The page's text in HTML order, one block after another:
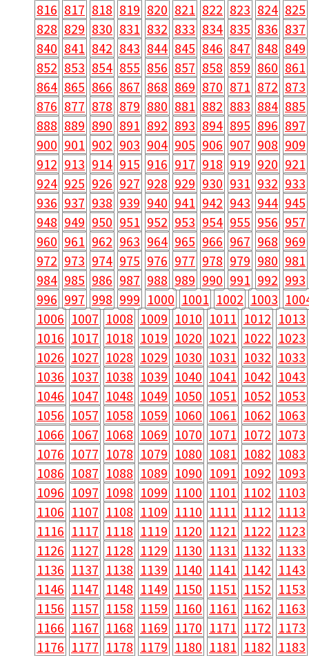
816 817 818 819 820 821 822 823 824 825
828 829 830 831 832 833 834 835 836 837
840 841 842 843 844 845 846 847 848 849
852 853 854 855 856 857 858 859 860 861
864 865 866 867 868 869 870 871 872 873
876 877 878 879 880 881 882 883 884 885
888 889 890 891 892 893 894 895 896 897
900 901 902 903 904 905 906 907 908 909
912 913 914 915 916 917 918 919 920 921
924 925 926 927 928 929 930 931 932 933
936 937 938 939 940 941 942 943 944 945
948 949 950 951 952 953 954 955 956 957
960 961 962 963 964 965 966 967 968 969
972 973 974 975 976 977 978 979 980 981
984 985 986 987 988 989 990 991 992 993
996 997 998 999 1000 1001 1002 1003
1006 1007 1008 1009 1010 1011 1012 1013
1016 1017 1018 1019 1020 1021 1022 1023
1026 1027 1028 1029 1030 1031 1032 1033
1036 1037 1038 1039 1040 1041 1042 1043
1046 1047 1048 1049 1050 1051 1052 1053
1056 1057 1058 1059 1060 1061 1062 1063
1066 1067 1068 1069 1070 1071 1072 1073
1076 1077 1078 1079 1080 1081 1082 1083
1086 1087 1088 1089 1090 1091 1092 1093
1096 1097 1098 1099 1100 1101 1102 1103
1106 1107 1108 1109 1110 1111 1112 1113
1116 1117 1118 1119 1120 1121 1122 1123
1126 1127 1128 1129 1130 1131 1132 1133
1136 1137 1138 1139 1140 1141 1142 1143
1146 1147 1148 1149 1150 1151 1152 1153
1156 1157 1158 1159 1160 1161 1162 1163
1166 1167 1168 1169 1170 1171 1172 1173
1176 1177 1178 1179 1180 1181 1182 1183